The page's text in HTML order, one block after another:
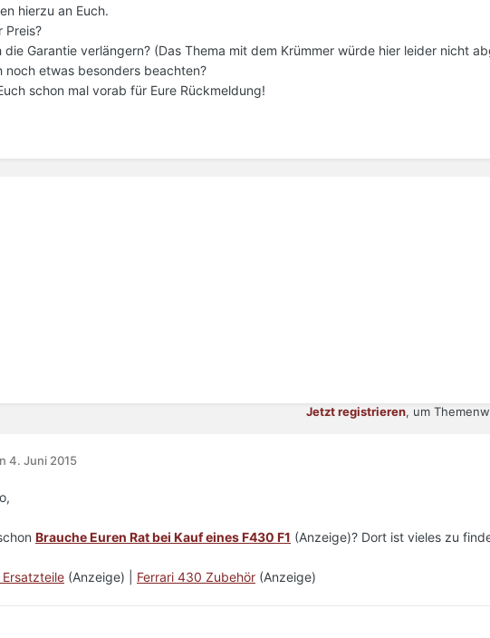
hierzu an Euch.
Preis?
die Garantie verlängern? (Das Thema mit dem Krümmer würde hier leider nicht
noch etwas besonders beachten?
schon mal vorab für Eure Rückmeldung!
Jetzt registrieren, um
4. Juni 2015
Brauche Euren Rat bei Kauf eines F430 F1 (Anzeige)? Dort ist vieles zu
(Anzeige) | Ferrari 430 Zubehör (Anzeige)